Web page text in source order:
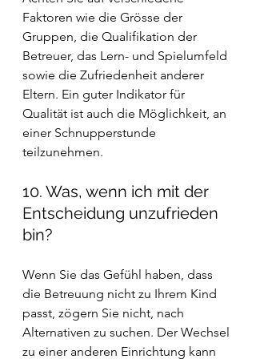
Faktoren wie die Grösse der
Gruppen, die Qualifikation der
Betreuer, das Lern- und Spielumfeld
sowie die Zufriedenheit anderer
Eltern. Ein guter Indikator für
Qualität ist auch die Möglichkeit, an
einer Schnupperstunde
teilzunehmen.
10. Was, wenn ich mit der
Entscheidung unzufrieden
bin?
Wenn Sie das Gefühl haben, dass
die Betreuung nicht zu Ihrem Kind
passt, zögern Sie nicht, nach
Alternativen zu suchen. Der Wechsel
zu einer anderen Einrichtung kann